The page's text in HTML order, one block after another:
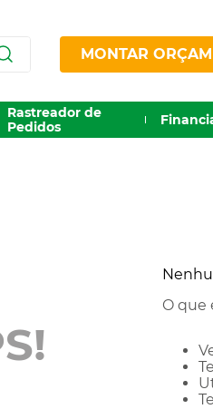
MONTAR
Rastreador de
Pedidos
O que